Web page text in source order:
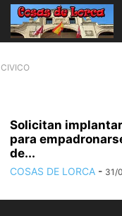
CIVICO
Solicitan
para
de...
COSAS DE LORCA - 31/